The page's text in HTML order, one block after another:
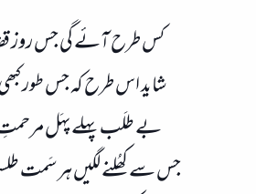
کس طرح آئے گی جس روز
شاید اس طرح کہ جس طور
بے طلَب پہلے پہَل
جس سے کھُلنے لگیں ہر سَمت